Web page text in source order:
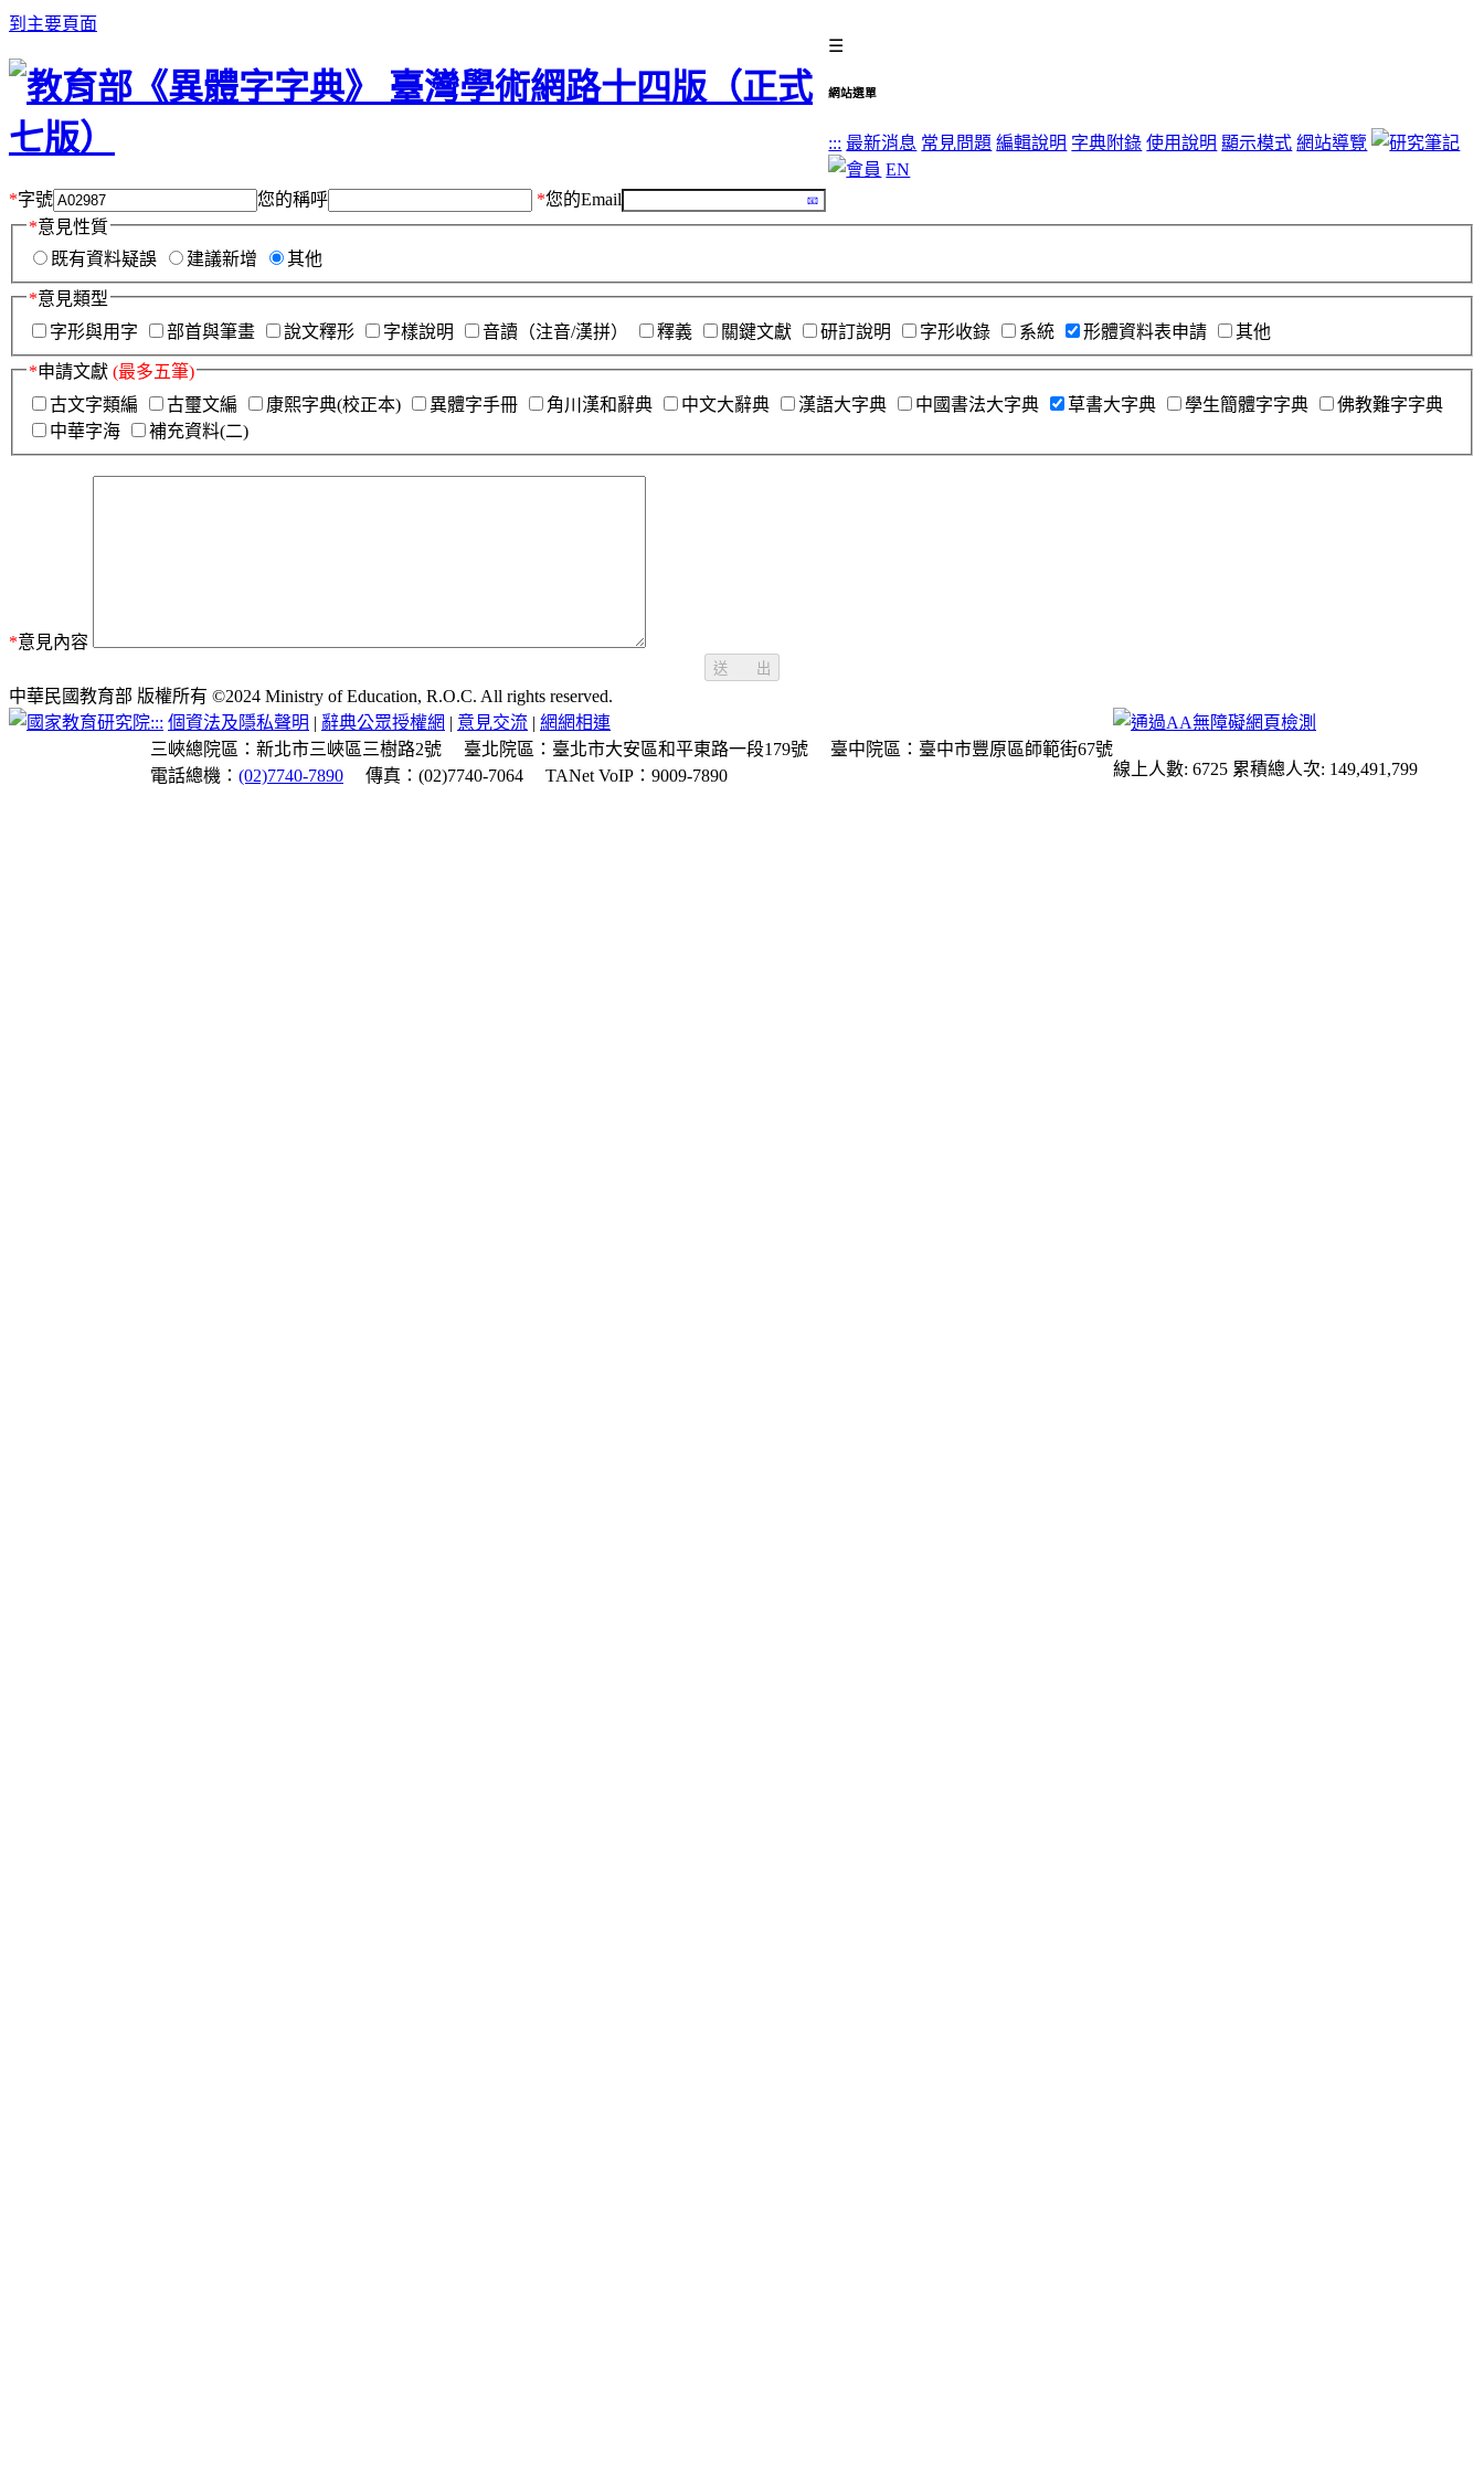
到主要頁面
☰
網站選單
::: 最新消息 常見問題 編輯說明 字典附錄 使用說明 顯示模式 網站導覽
EN
*字號 您的稱呼 *您的Email
*意見性質
既有資料疑誤
建議新增 其他
*意見類型
字形與用字
部首與筆畫 說文釋形 字樣說明 音讀（注音/漢拼） 釋義 關鍵文獻 研訂說明 字形收錄 系統 形體資料表申請 其他
*申請文獻 (最多五筆)
古文字類編
古璽文編 康熙字典(校正本) 異體字手冊 角川漢和辭典 中文大辭典 漢語大字典 中國書法大字典 草書大字典 學生簡體字字典
佛教難字字典
中華字海
補充資料(二)
*意見內容
送 出
中華民國教育部 版權所有 ©2024 Ministry of Education, R.O.C. All rights reserved.
::: 個資法及隱私聲明 | 辭典公眾授權網 | 意見交流 | 網網相連
三峽總院區：新北市三峽區三樹路2號
臺北院區：臺北市大安區和平東路一段179號
臺中院區：臺中市豐原區師範街67號
電話總機： (02)7740-7890 傳真：(02)7740-7064 TANet VoIP：9009-7890 線上人數: 6725 累積總人次: 149,491,799